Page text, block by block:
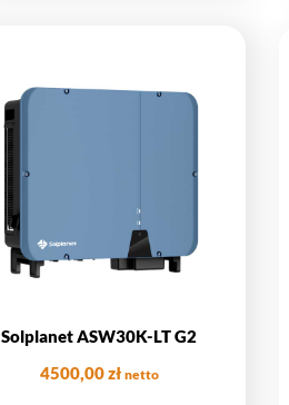
Solplanet ASW30K-LT G2
4500,00zł netto